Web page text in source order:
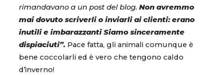
rimandavano a un post del blog. Non avremmo
mai dovuto scriverli o inviarli ai clienti: erano
inutili e imbarazzanti Siamo sinceramente
dispiaciuti”. Pace fatta, gli animali comunque è
bene coccolarli ed è vero che tengono caldo
d’inverno!